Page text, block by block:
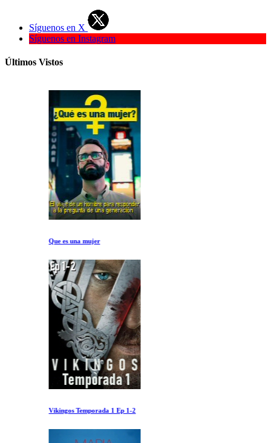
Síguenos en X
Síguenos en Instagram
Últimos Vistos
Que es una mujer
Vikingos Temporada 1 Ep 1-2